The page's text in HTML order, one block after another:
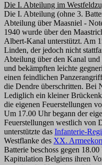
Die I. Abteilung im
Die I. Abteilung (ohne 3.
Abteilung über Maasniel -
1940 wurde über den
Albert-Kanal unterstützt. Am
Linden, der jedoch nicht
Abteilung über den Kanal
und bekämpften leichte
einen feindlichen
die Dendre überschritten. Bei
Lediglich ein kleiner
die eigenen Feuerstellungen
Um 17.00 Uhr begann der
Feuerstellungen westlich von
unterstützte das Infanterie-
Westflanke des XX.
Batterie beschoss gegen
Kapitulation Belgiens ihren